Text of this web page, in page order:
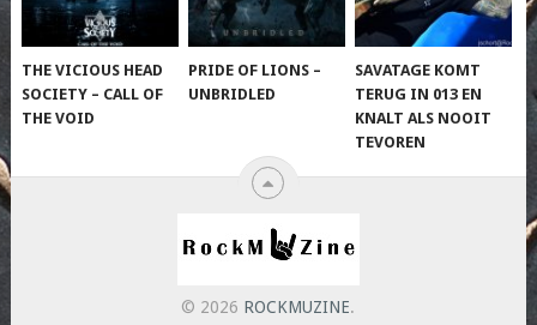
THE VICIOUS HEAD
SOCIETY – CALL OF
THE VOID
PRIDE OF LIONS –
UNBRIDLED
SAVATAGE KOMT
TERUG IN 013 EN
KNALT ALS NOOIT
TEVOREN
© 2026 ROCKMUZINE.